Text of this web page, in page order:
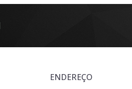
ENDEREÇO